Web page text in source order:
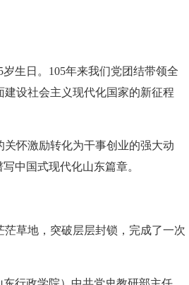
生日。105年来我们党团结带领全
设社会主义现代化国家的新征程
怀激励转化为干事创业的强大动
中国式现代化山东篇章。
草地，突破层层封锁，完成了一次